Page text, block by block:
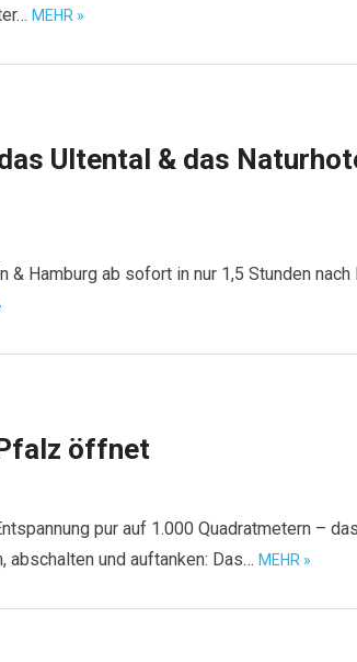
MEHR »
Ultental & das
Hamburg ab sofort in nur 1,5 Stunden nach
öffnet
pur auf 1.000 Quadratmetern –
abschalten und auftanken: Das… MEHR »